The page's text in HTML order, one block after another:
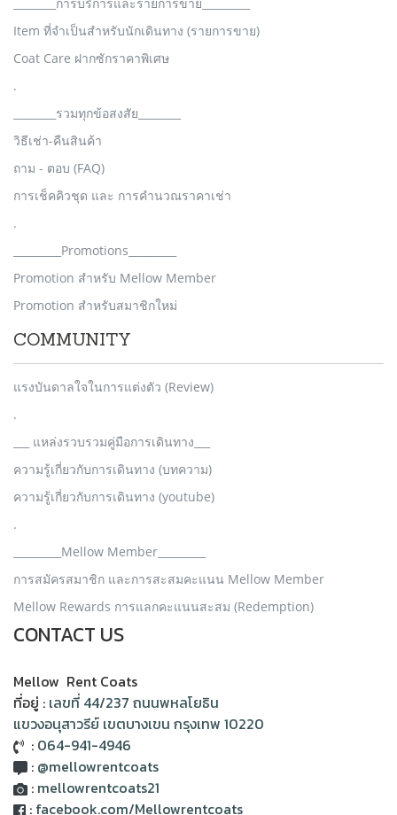
Item ที่จำเป็นสำหรับนักเดินทาง (รายการขาย)
Coat Care ฝากซักราคาพิเศษ
.
________รวมทุกข้อสงสัย________
วิธีเช่า-คืนสินค้า
ถาม - ตอบ (FAQ)
การเช็คคิวชุด และ การคำนวณราคาเช่า
.
_________Promotions_________
Promotion สำหรับ Mellow Member
Promotion สำหรับสมาชิกใหม่
COMMUNITY
แรงบันดาลใจในการแต่งตัว (Review)
.
___ แหล่งรวบรวมคู่มือการเดินทาง___
ความรู้เกี่ยวกับการเดินทาง (บทความ)
ความรู้เกี่ยวกับการเดินทาง (youtube)
.
_________Mellow Member_________
การสมัครสมาชิก และการสะสมคะแนน Mellow Member
Mellow Rewards การแลกคะแนนสะสม (Redemption)
CONTACT US
Mellow Rent Coats
ที่อยู่ : เลขที่ 44/237 ถนนพหลโยธิน
แขวงอนุสาวรีย์ เขตบางเขน กรุงเทพ 10220
: 064-941-4946
: @mellowrentcoats
: mellowrentcoats21
: facebook.com/Mellowrentcoats